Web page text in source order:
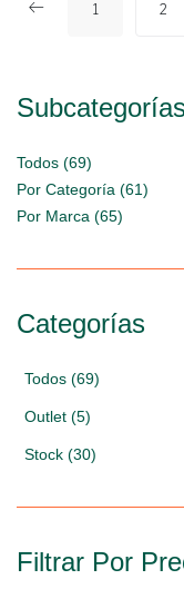
1 2
Todos (69)
Por Categoría (61)
Por Marca (65)
Categorías
Todos (69)
Outlet (5)
Stock (30)
Filtrar Por